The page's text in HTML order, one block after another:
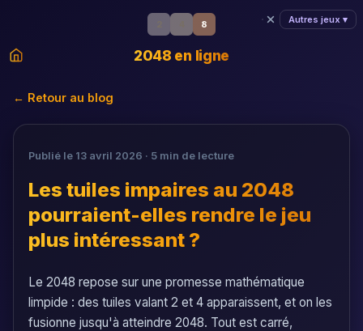
8
2048 en ligne
← Retour au blog
Publié le 13 avril 2026 · 5 min de lecture
Les tuiles impaires au 2048
pourraient-elles rendre le jeu
plus intéressant ?
Le 2048 repose sur une promesse mathématique
limpide : des tuiles valant 2 et 4 apparaissent, et on les
fusionne jusqu'à atteindre 2048. Tout est carré,
Autres jeux ▾